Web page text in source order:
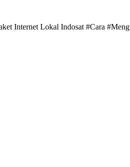
Internet Lokal Indosat #Cara